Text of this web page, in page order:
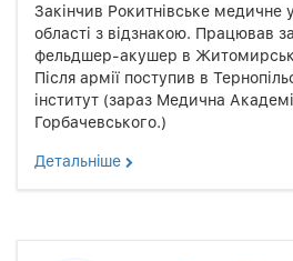
Закінчив Рокитнівське медичне
області з відзнакою. Працював
фельдшер-акушер в
Після армії поступив в
інститут (зараз Медична
Горбачевського.)
Детальнiше